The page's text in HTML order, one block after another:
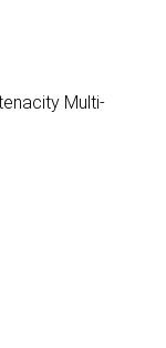
Multi-